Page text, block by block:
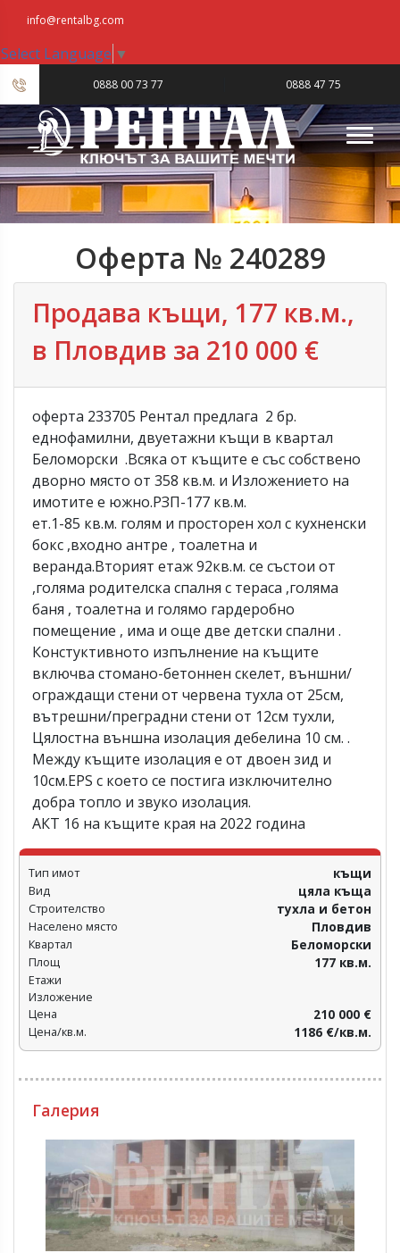
info@rentalbg.com
Select Language ▼
0888 00 73 77 0888 47 75
23
Оферта № 240289
Продава къщи, 177 кв.м.,
в Пловдив‎ за 210 000 €
оферта 233705 Рентал предлага 2 бр.
еднофамилни, двуетажни къщи в квартал
Беломорски .Всяка от къщите е със собствено
дворно място от 358 кв.м. и Изложението на
имотите е южно.РЗП-177 кв.м.
ет.1-85 кв.м. голям и просторен хол с кухненски
бокс ,входно антре , тоалетна и
веранда.Вторият етаж 92кв.м. се състои от
,голяма родителска спалня с тераса ,голяма
баня , тоалетна и голямо гардеробно
помещение , има и още две детски спални .
Констуктивното изпълнение на къщите
включва стомано-бетоннен скелет, външни/
ограждащи стени от червена тухла от 25см,
вътрешни/преградни стени от 12см тухли,
Цялостна външна изолация дебелина 10 см. .
Между къщите изолация е от двоен зид и
10см.EPS с което се постига изключително
добра топло и звуко изолация.
АКТ 16 на къщите края на 2022 година
Тип имот къщи
Вид цяла къща
Строителство тухла и бетон
Населено място Пловдив‎
Квартал Беломорски
Площ 177 кв.м.
Етажи
Изложение
Цена
210 000 €
Цена/кв.м. 1186 €/кв.м.
Галерия